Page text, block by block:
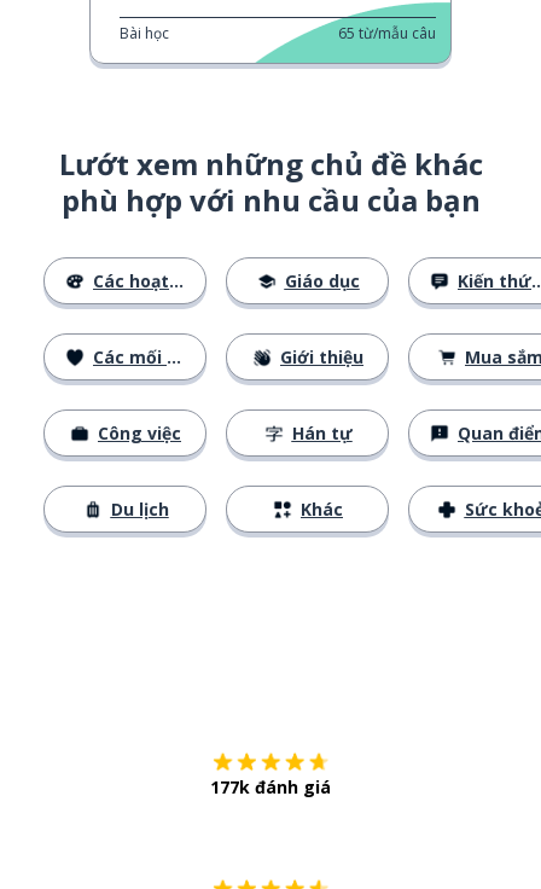
Bài học 65 từ/mẫu câu
Lướt xem những chủ đề khác
phù hợp với nhu cầu của bạn
Các hoạt động
Các mối quan hệ
Công việc
Du lịch
Giáo dục
Giới thiệu
Hán tự
Khác
Kiến thức cơ bản
Mua
Quan
Sức
177k đánh giá